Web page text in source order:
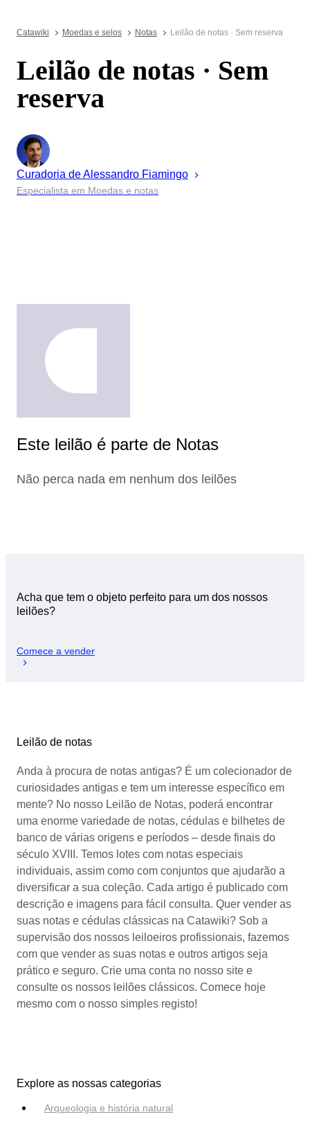
Catawiki Moedas e selos Notas Leilão de notas · Sem reserva
Leilão de notas · Sem
reserva
Curadoria deAlessandro Fiamingo
Especialista em Moedas e notas
Este leilão é parte de Notas
Não perca nada em nenhum dos leilões
Acha que tem o objeto perfeito para um dos nossos
leilões?
Comece a vender
Leilão de notas
Anda à procura de notas antigas? É um colecionador de
curiosidades antigas e tem um interesse específico em
mente? No nosso Leilão de Notas, poderá encontrar
uma enorme variedade de notas, cédulas e bilhetes de
banco de várias origens e períodos – desde finais do
século XVIII. Temos lotes com notas especiais
individuais, assim como com conjuntos que ajudarão a
diversificar a sua coleção. Cada artigo é publicado com
descrição e imagens para fácil consulta. Quer vender as
suas notas e cédulas clássicas na Catawiki? Sob a
supervisão dos nossos leiloeiros profissionais, fazemos
com que vender as suas notas e outros artigos seja
prático e seguro. Crie uma conta no nosso site e
consulte os nossos leilões clássicos. Comece hoje
mesmo com o nosso simples registo!
Explore as nossas categorias
Arqueologia e história natural